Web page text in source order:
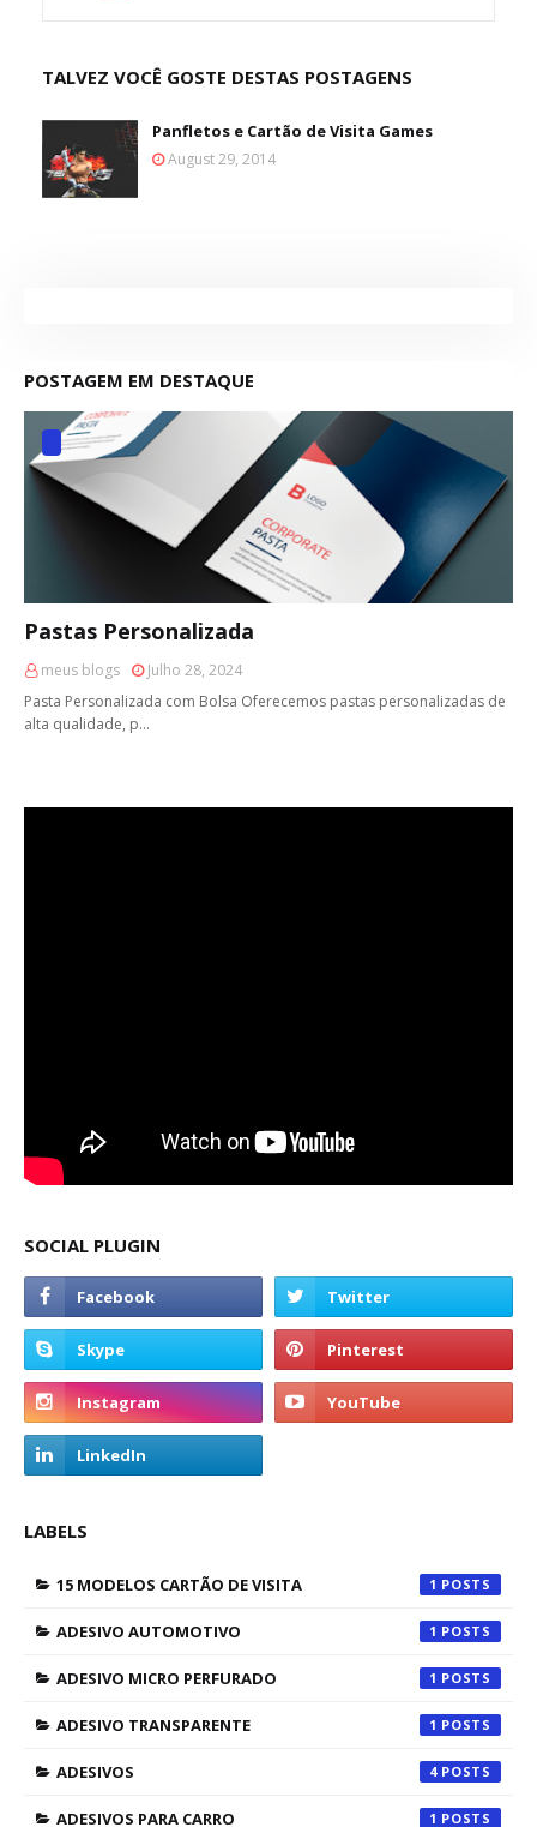
TALVEZ VOCÊ GOSTE DESTAS POSTAGENS
Panfletos e Cartão de Visita Games
August 29, 2014
POSTAGEM EM DESTAQUE
Pastas Personalizada
meus blogs
Julho 28, 2024
Pasta Personalizada com Bolsa Oferecemos pastas personalizadas de
alta qualidade, p…
SOCIAL PLUGIN
LABELS
15 MODELOS CARTÃO DE VISITA 1
ADESIVO AUTOMOTIVO 1
ADESIVO MICRO PERFURADO 1
ADESIVO TRANSPARENTE 1
ADESIVOS 4
ADESIVOS PARA CARRO 1